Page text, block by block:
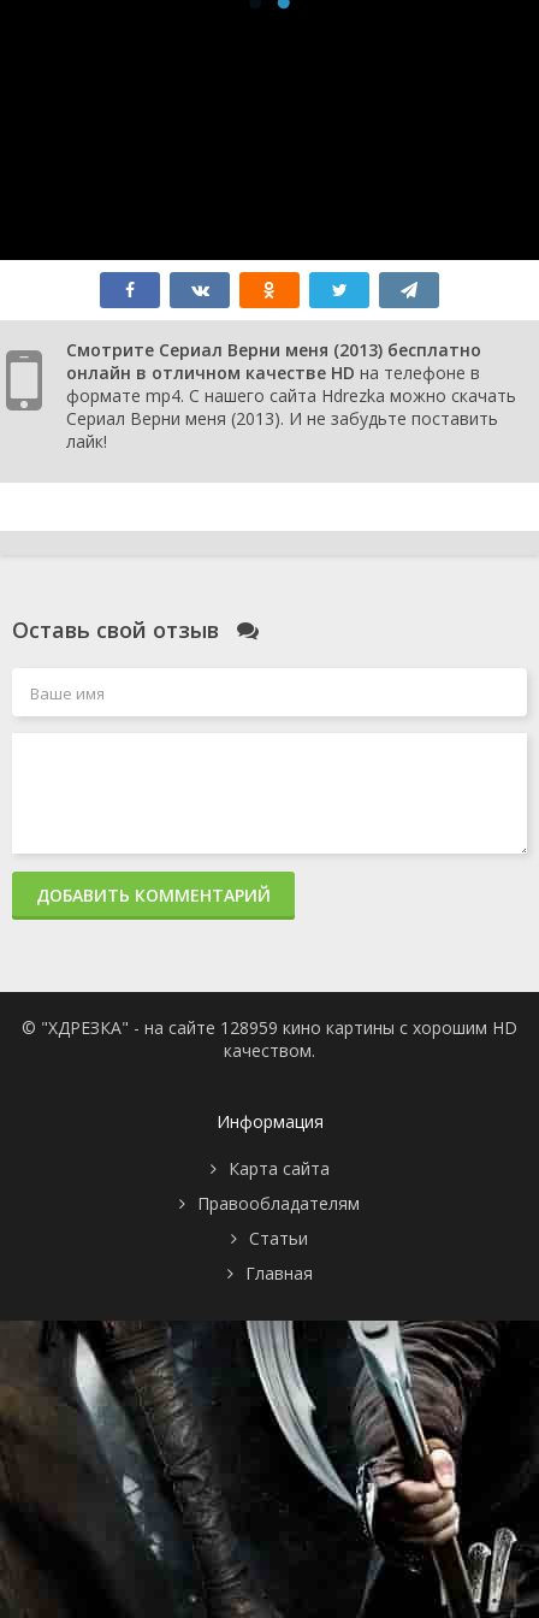
Смотрите Сериал Верни меня (2013) бесплатно
онлайн в отличном качестве HD на телефоне в
формате mp4. С нашего сайта Hdrezka можно скачать
Сериал Верни меня (2013). И не забудьте поставить
лайк!
Оставь свой отзыв
ДОБАВИТЬ КОММЕНТАРИЙ
© "ХДРЕЗКА" - на сайте 128959 кино картины с хорошим HD
качеством.
Информация
Карта сайта
Правообладателям
Статьи
Главная